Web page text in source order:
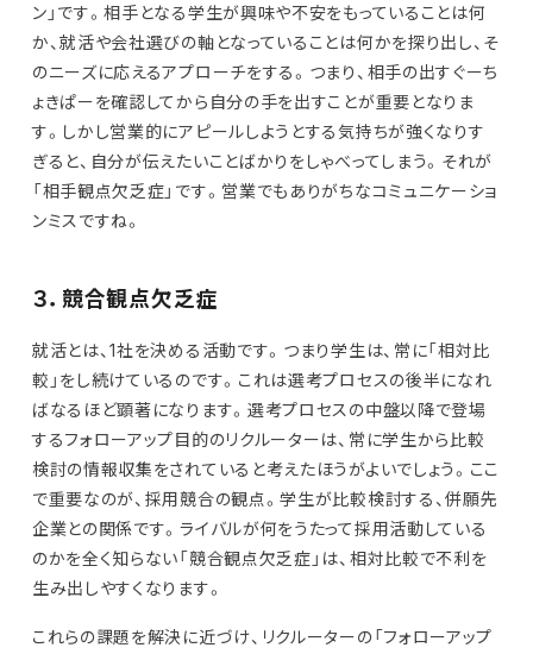
ン」です。相手となる学生が興味や不安をもっていることは何
か、就活や会社選びの軸となっていることは何かを探り出し、そ
のニーズに応えるアプローチをする。つまり、相手の出すぐーち
ょきぱーを確認してから自分の手を出すことが重要となりま
す。しかし営業的にアピールしようとする気持ちが強くなりす
ぎると、自分が伝えたいことばかりをしゃべってしまう。それが
「相手観点欠乏症」です。営業でもありがちなコミュニケーショ
ンミスですね。
３．競合観点欠乏症
就活とは、1社を決める活動です。つまり学生は、常に「相対比
較」をし続けているのです。これは選考プロセスの後半になれ
ばなるほど顕著になります。選考プロセスの中盤以降で登場
するフォローアップ目的のリクルーターは、常に学生から比較
検討の情報収集をされていると考えたほうがよいでしょう。ここ
で重要なのが、採用競合の観点。学生が比較検討する、併願先
企業との関係です。ライバルが何をうたって採用活動している
のかを全く知らない「競合観点欠乏症」は、相対比較で不利を
生み出しやすくなります。
これらの課題を解決に近づけ、リクルーターの「フォローアップ